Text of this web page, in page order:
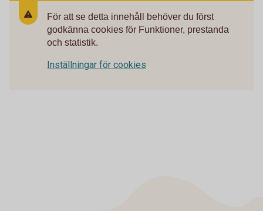
För att se detta innehåll behöver du först
godkänna cookies för Funktioner, prestanda
och statistik.
Inställningar för cookies